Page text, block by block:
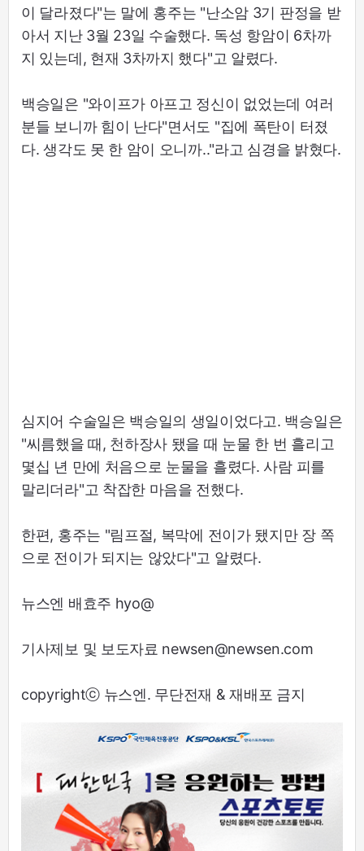
이 달라졌다"는 말에 홍주는 "난소암 3기 판정을 받
아서 지난 3월 23일 수술했다. 독성 항암이 6차까
지 있는데, 현재 3차까지 했다"고 알렸다.
백승일은 "와이프가 아프고 정신이 없었는데 여러
분들 보니까 힘이 난다"면서도 "집에 폭탄이 터졌
다. 생각도 못 한 암이 오니까.."라고 심경을 밝혔다.
심지어 수술일은 백승일의 생일이었다고. 백승일은
"씨름했을 때, 천하장사 됐을 때 눈물 한 번 흘리고
몇십 년 만에 처음으로 눈물을 흘렸다. 사람 피를
말리더라"고 착잡한 마음을 전했다.
한편, 홍주는 "림프절, 복막에 전이가 됐지만 장 쪽
으로 전이가 되지는 않았다"고 알렸다.
뉴스엔 배효주 hyo@
기사제보 및 보도자료 newsen@newsen.com
copyrightⓒ 뉴스엔. 무단전재 & 재배포 금지